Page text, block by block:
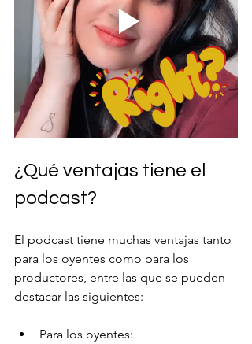
¿Qué ventajas tiene el
podcast?
El podcast tiene muchas ventajas tanto
para los oyentes como para los
productores, entre las que se pueden
destacar las siguientes:
Para los oyentes: